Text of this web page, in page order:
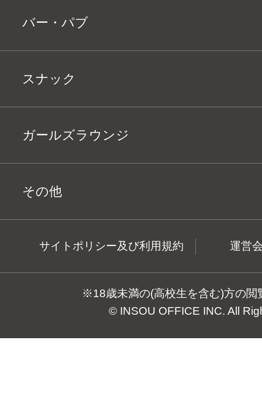
バー・パブ
スナック
ガールズラウンジ
その他
サイトポリシー及び利用規約 運営
※18歳未満の(高校生を含む)方の閲
© INSOU OFFICE INC. All